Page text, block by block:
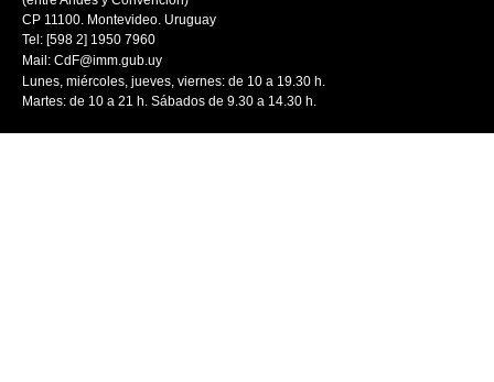
CP 11100. Montevideo. Uruguay
Tel: [598 2] 1950 7960
Mail: CdF@imm.gub.uy
Lunes, miércoles, jueves, viernes: de 10 a 19.30 h.
Martes: de 10 a 21 h. Sábados de 9.30 a 14.30 h.